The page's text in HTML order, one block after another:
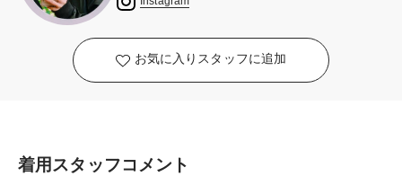
お気に入りスタッフに追加
着用スタッフコメント